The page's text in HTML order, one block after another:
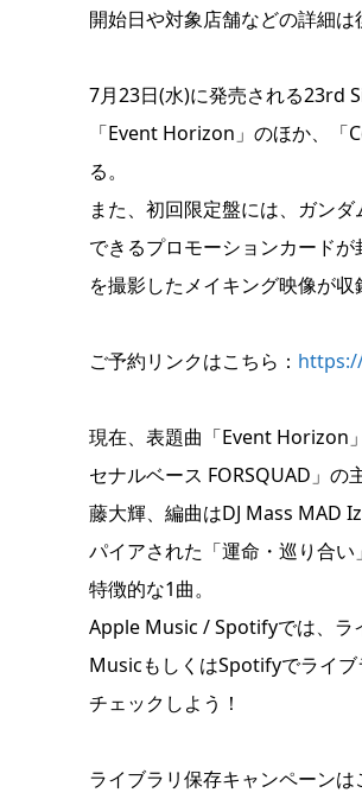
開始日や対象店舗などの詳細は
7月23日(水)に発売される23rd
「Event Horizon」のほか、
る。
また、初回限定盤には、ガン
できるプロモーションカード
を撮影したメイキング映像が
ご予約リンクはこちら：
現在、表題曲「Event Horizon
セナルベース FORSQUAD」
藤大輝、編曲はDJ Mass MAD
パイアされた「運命・巡り合
特徴的な1曲。
Apple Music / Spotifyでは、ラ
MusicもしくはSpotifyでライブ
チェックしよう！
ライブラリ保存キャンペーンは